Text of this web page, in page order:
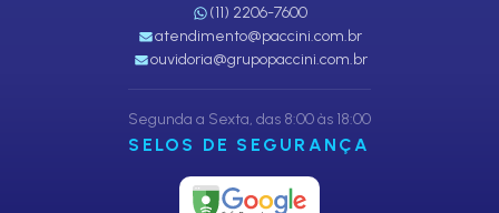
(11) 2206-7600
atendimento@paccini.com.br
ouvidoria@grupopaccini.com.br
Segunda a Sexta, das 8:00 às 18:00
SELOS DE SEGURANÇA